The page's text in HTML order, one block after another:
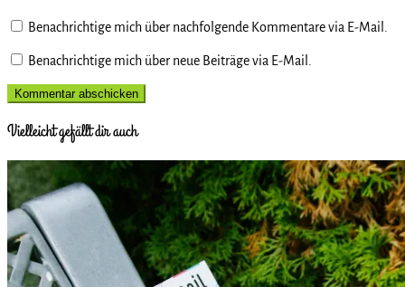
Benachrichtige mich über nachfolgende Kommentare via E-Mail.
Benachrichtige mich über neue Beiträge via E-Mail.
Vielleicht gefällt dir auch